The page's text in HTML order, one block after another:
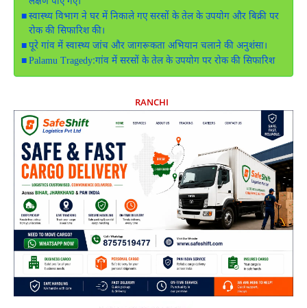
स्वास्थ्य विभाग ने घर में निकाले गए सरसों के तेल के उपयोग और बिक्री पर
रोक की सिफारिश की।
पूरे गांव में स्वास्थ्य जांच और जागरूकता अभियान चलाने की अनुशंसा।
Palamu Tragedy:गांव में सरसों के तेल के उपयोग पर रोक की सिफारिश
RANCHI